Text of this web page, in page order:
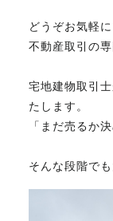
どうぞお気軽
不動産取引の
宅地建物取引
たします。
「まだ売るか
そんな段階でも